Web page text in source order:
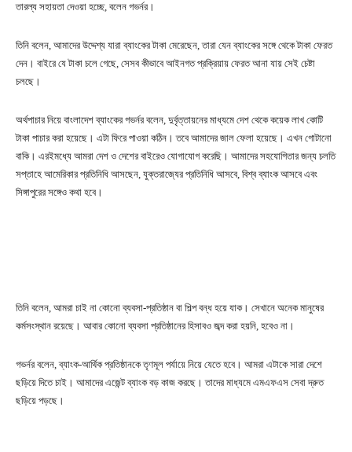
তারল্য সহায়তা দেওয়া হচ্ছে, বলেন গভর্নর।
তিনি বলেন, আমাদের উদ্দেশ্য যারা ব্যাংকের টাকা মেরেছেন, তারা যেন ব্যাংকের সঙ্গে থেকে টাকা ফেরত
দেন। বাইরে যে টাকা চলে গেছে, সেসব কীভাবে আইনগত প্রক্রিয়ায় ফেরত আনা যায় সেই চেষ্টা
চলছে।
অর্থপাচার নিয়ে বাংলাদেশ ব্যাংকের গভর্নর বলেন, দুর্বৃত্তায়নের মাধ্যমে দেশ থেকে কয়েক লাখ কোটি
টাকা পাচার করা হয়েছে। এটা ফিরে পাওয়া কঠিন। তবে আমাদের জাল ফেলা হয়েছে। এখন গোটানো
বাকি। এরইমধ্যে আমরা দেশ ও দেশের বাইরেও যোগাযোগ করেছি। আমাদের সহযোগিতার জন্য চলতি
সপ্তাহে আমেরিকার প্রতিনিধি আসছেন, যুক্তরাজ্যের প্রতিনিধি আসবে, বিশ্ব ব্যাংক আসবে এবং
সিঙ্গাপুরের সঙ্গেও কথা হবে।
তিনি বলেন, আমরা চাই না কোনো ব্যবসা-প্রতিষ্ঠান বা শিল্প বন্ধ হয়ে যাক। সেখানে অনেক মানুষের
কর্মসংস্থান রয়েছে। আবার কোনো ব্যবসা প্রতিষ্ঠানের হিসাবও জব্দ করা হয়নি, হবেও না।
গভর্নর বলেন, ব্যাংক-আর্থিক প্রতিষ্ঠানকে তৃণমূল পর্যায়ে নিয়ে যেতে হবে। আমরা এটাকে সারা দেশে
ছড়িয়ে দিতে চাই। আমাদের এজেন্ট ব্যাংক বড় কাজ করছে। তাদের মাধ্যমে এমএফএস সেবা দ্রুত
ছড়িয়ে পড়ছে।